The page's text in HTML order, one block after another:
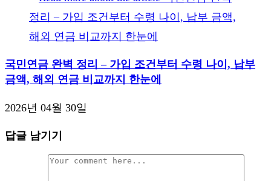
국민연금 완벽 정리 – 가입 조건부터 수령 나이, 납부
금액, 해외 연금 비교까지 한눈에
2026년 04월 30일
답글 남기기